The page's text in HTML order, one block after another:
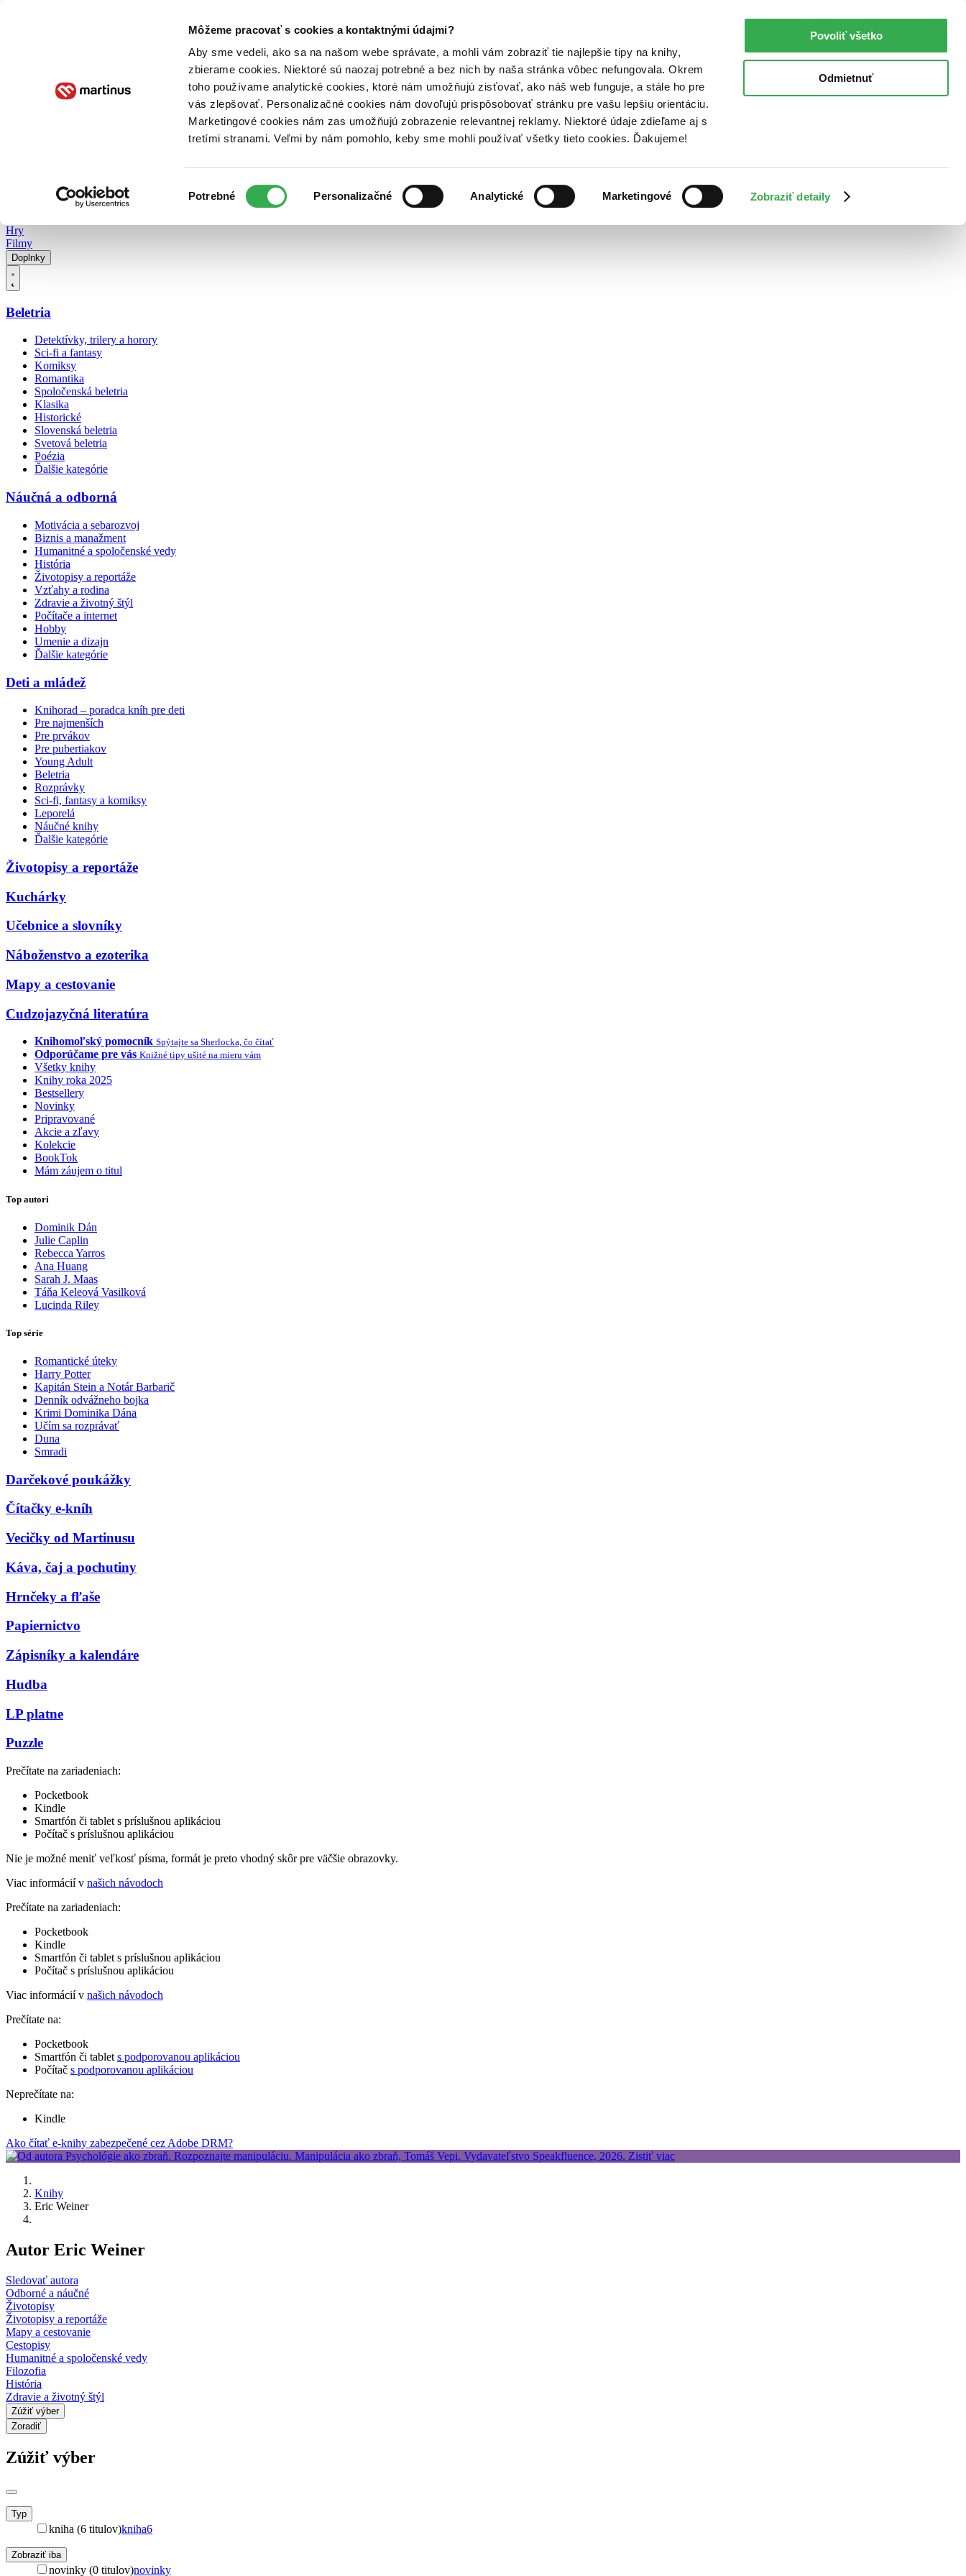
Môžeme pracovať s cookies a kontaktnými údajmi?
Aby sme vedeli, ako sa na našom webe správate, a mohli vám zobraziť tie najlepšie tipy na knihy,
zbierame cookies. Niektoré sú naozaj potrebné a bez nich by naša stránka vôbec nefungovala. Okrem
toho používame analytické cookies, ktoré nám umožňujú zisťovať, ako náš web funguje, a stále ho pre
vás zlepšovať. Personalizačné cookies nám dovoľujú prispôsobovať stránku pre vašu lepšiu orientáciu.
Marketingové cookies nám zas umožňujú zobrazenie relevantnej reklamy. Niektoré údaje zdieľame aj s
tretími stranami. Veľmi by nám pomohlo, keby sme mohli používať všetky tieto cookies. Ďakujeme!
súhlasu
Potrebné Personalizačné Analytické Marketingové Zobraziť detaily
Povoliť všetko
Odmietnuť
Poukážky Kontakt
Hry
Filmy
Doplnky
Beletria
Detektívky, trilery a horory
Sci-fi a fantasy
Komiksy
Romantika
Spoločenská beletria
Klasika
Historické
Slovenská beletria
Svetová beletria
Poézia
Ďalšie kategórie
Náučná a odborná
Motivácia a sebarozvoj
Biznis a manažment
Humanitné a spoločenské vedy
História
Životopisy a reportáže
Vzťahy a rodina
Zdravie a životný štýl
Počítače a internet
Hobby
Umenie a dizajn
Ďalšie kategórie
Deti a mládež
Knihorad – poradca kníh pre deti
Pre najmenších
Pre prvákov
Pre pubertiakov
Young Adult
Beletria
Rozprávky
Sci-fi, fantasy a komiksy
Leporelá
Náučné knihy
Ďalšie kategórie
Životopisy a reportáže
Kuchárky
Učebnice a slovníky
Náboženstvo a ezoterika
Mapy a cestovanie
Cudzojazyčná literatúra
Knihomoľský pomocník Spýtajte sa Sherlocka, čo čítať
Odporúčame pre vás Knižné tipy ušité na mieru vám
Všetky knihy
Knihy roka 2025
Bestsellery
Novinky
Pripravované
Akcie a zľavy
Kolekcie
BookTok
Mám záujem o titul
Top autori
Dominik Dán
Julie Caplin
Rebecca Yarros
Ana Huang
Sarah J. Maas
Táňa Keleová Vasilková
Lucinda Riley
Top série
Romantické úteky
Harry Potter
Kapitán Stein a Notár Barbarič
Denník odvážneho bojka
Krimi Dominika Dána
Učím sa rozprávať
Duna
Smradi
Darčekové poukážky
Čítačky e-kníh
Vecičky od Martinusu
Káva, čaj a pochutiny
Hrnčeky a fľaše
Papiernictvo
Zápisníky a kalendáre
Hudba
LP platne
Puzzle
Prečítate na zariadeniach:
Pocketbook
Kindle
Smartfón či tablet s príslušnou aplikáciou
Počítač s príslušnou aplikáciou
Nie je možné meniť veľkosť písma, formát je preto vhodný skôr pre väčšie obrazovky.
Viac informácií v našich návodoch
Prečítate na zariadeniach:
Pocketbook
Kindle
Smartfón či tablet s príslušnou aplikáciou
Počítač s príslušnou aplikáciou
Viac informácií v našich návodoch
Prečítate na:
Pocketbook
Smartfón či tablet s podporovanou aplikáciou
Počítač s podporovanou aplikáciou
Neprečítate na:
Kindle
Ako čítať e-knihy zabezpečené cez Adobe DRM?
Knihy
Eric Weiner
Autor Eric Weiner
Sledovať autora
Odborné a náučné
Životopisy
Životopisy a reportáže
Mapy a cestovanie
Cestopisy
Humanitné a spoločenské vedy
Filozofia
História
Zdravie a životný štýl
Zúžiť výber
Zoradiť
Zúžiť výber
Typ
kniha (6 titulov)kniha6
Zobraziť iba
novinky (0 titulov)novinky